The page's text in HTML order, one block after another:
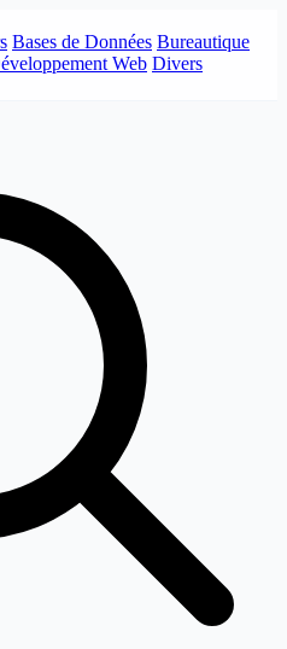
Bases de Données Bureautique
Web Divers